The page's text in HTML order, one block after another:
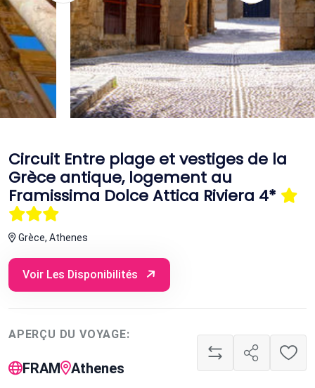
Circuit Entre plage et vestiges de la
Grèce antique, logement au
Framissima Dolce Attica Riviera 4*
Grèce, Athenes
Voir Les Disponibilités
APERÇU DU VOYAGE:
FRAM Athenes